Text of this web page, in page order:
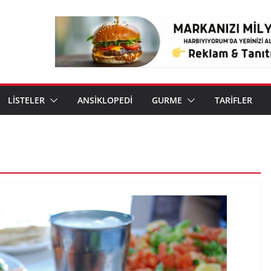
LİSTELER ANSİKLOPEDİ GURME TARİFLER